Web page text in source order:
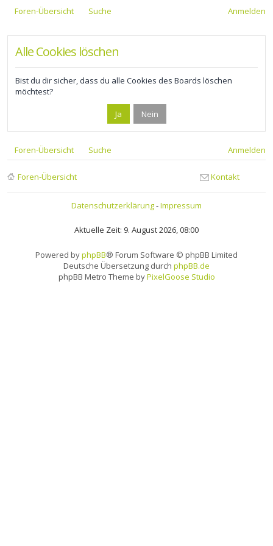
Foren-Übersicht Suche Anmelden
Alle Cookies löschen
Bist du dir sicher, dass du alle Cookies des Boards löschen
möchtest?
Foren-Übersicht Suche Anmelden
Foren-Übersicht Kontakt
Datenschutzerklärung-Impressum
Aktuelle Zeit: 9. August 2026, 08:00
Powered byphpBB® Forum Software © phpBB Limited
Deutsche Übersetzung durch phpBB.de
phpBB Metro Theme byPixelGoose Studio